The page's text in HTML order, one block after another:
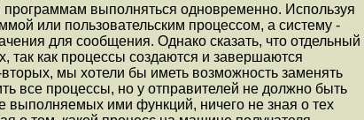
выполняться одновременно. Используя
или пользовательским процессом, а систему -
для сообщения. Однако сказать, что отдельный
как процессы создаются и завеpшаются
мы хотели бы иметь возможность заменять
все процессы, но у отправителей не должно быть
выполняемых ими функций, ничего не зная о тех